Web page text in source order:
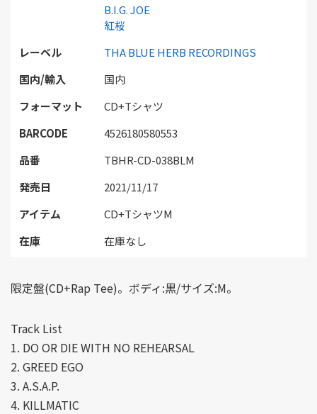
B.I.G. JOE
紅桜
レーベル
THA BLUE HERB RECORDINGS
国内/輸入
国内
フォーマット
CD+Tシャツ
BARCODE
4526180580553
品番
TBHR-CD-038BLM
発売日
2021/11/17
アイテム
CD+TシャツM
在庫
在庫なし
限定盤(CD+Rap Tee)。ボディ:黒/サイズ:M。
Track List
1. DO OR DIE WITH NO REHEARSAL
2. GREED EGO
3. A.S.A.P.
4. KILLMATIC